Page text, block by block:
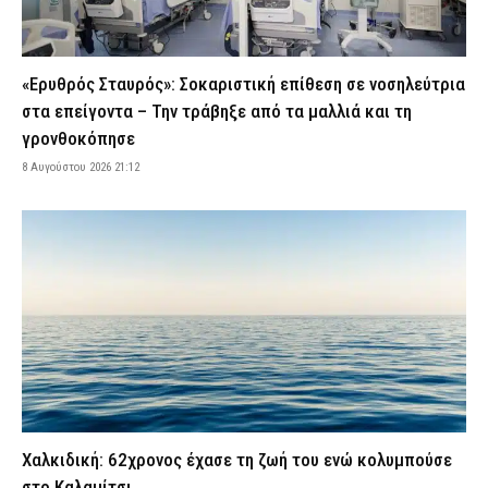
Ηράκλειο: Απέπλευσε παρά την απαγόρευση – Συνελήφθη
38χρονος κυβερνήτης σκάφους
Θλίψη στην ΕΛ.ΑΣ. – Έφυγε από τη ζωή ο απόστρατος
αστυνομικός Νικόλαος Κρυωνίδης
ΣΩΜΑΤΑ ΑΣΦΑΛΕΙΑΣ
Μετώπη
Αυξημένος κίνδυνος πυρκαγιάς το επόμενο 48ωρο – Ποιες
περιφέρειες βρίσκονται σε συναγερμό
ΕΙΔΗΣΕΙΣ 8 Αυγούστου 2026 16:34
Σοβαρό τροχαίο στη Χαλκιδική: Στο «Παπαγεωργίου»
8 Αυγούστου 2026 16:14
«Ερυθρός Σταυρός»: Σοκαριστική επίθεση σε νοσηλεύτρια
στα επείγοντα – Την τράβηξε από τα μαλλιά και τη
γρονθοκόπησε
8 Αυγούστου 2026 21:12
Χαλκιδική: 62χρονος έχασε τη ζωή του ενώ κολυμπούσε